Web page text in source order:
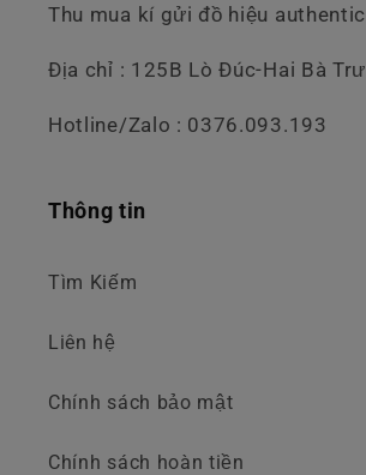
Thu mua kí gửi đồ hiệu authentic
Địa chỉ : 125B Lò Đúc-Hai Bà
Hotline/Zalo : 0376.093.193
Thông tin
Tìm Kiếm
Liên hệ
Chính sách bảo mật
Chính sách hoàn tiền